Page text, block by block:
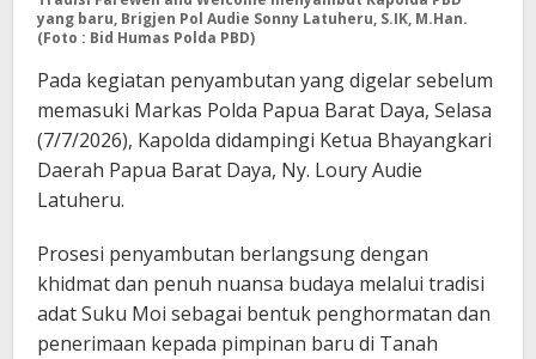
yang baru, Brigjen Pol Audie Sonny Latuheru, S.IK, M.Han.
(Foto : Bid Humas Polda PBD)
Pada kegiatan penyambutan yang digelar sebelum
memasuki Markas Polda Papua Barat Daya, Selasa
(7/7/2026), Kapolda didampingi Ketua Bhayangkari
Daerah Papua Barat Daya, Ny. Loury Audie
Latuheru.
Prosesi penyambutan berlangsung dengan
khidmat dan penuh nuansa budaya melalui tradisi
adat Suku Moi sebagai bentuk penghormatan dan
penerimaan kepada pimpinan baru di Tanah